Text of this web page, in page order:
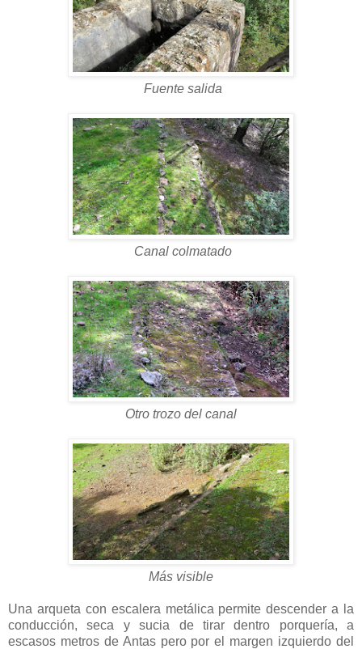
Fuente salida
Canal colmatado
Otro trozo del canal
Más visible
Una arqueta con escalera metálica permite descender a la
conducción, seca y sucia de tirar dentro porquería, a
escasos metros de Antas pero por el margen izquierdo del